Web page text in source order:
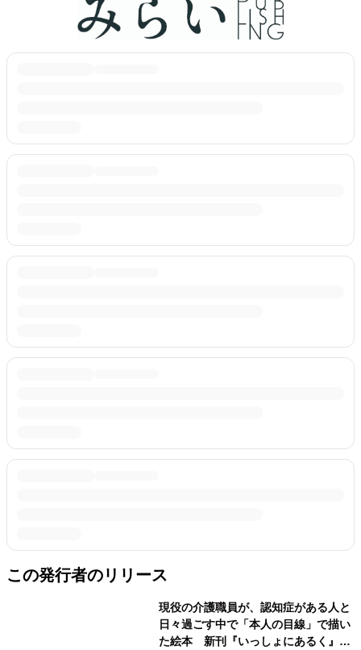
この発行者のリリース
現役の介護職員が、認知症がある人と
日々過ごす中で「本人の目線」で描い
た絵本 新刊『いっしょにあるく』6